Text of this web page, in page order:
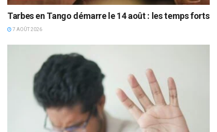
Tarbes en Tango démarre le 14 août : les temps forts
7 AOÛT 2026